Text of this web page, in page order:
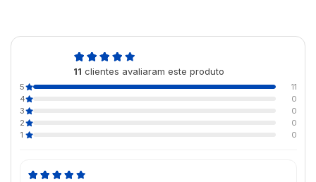
11 clientes avaliaram este produto
5
11
4
0
3
0
2
0
1
0